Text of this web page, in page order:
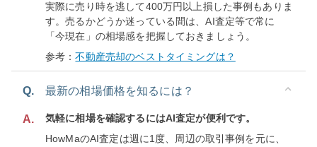
実際に売り時を逃して400万円以上損した事例もありま
す。売るかどうか迷っている間は、AI査定等で常に
「今現在」の相場感を把握しておきましょう。
参考：不動産売却のベストタイミングは？
Q. 最新の相場価格を知るには？
A.
気軽に相場を確認するにはAI査定が便利です。
HowMaのAI査定は週に1度、周辺の取引事例を元に、